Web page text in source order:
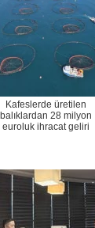
Kafeslerde üretilen
balıklardan 28 milyon
euroluk ihracat geliri